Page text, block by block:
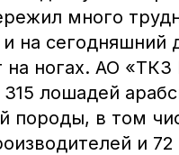
много
на сегодняшний
на ногах. АО
лошадей
породы, в том
и 72